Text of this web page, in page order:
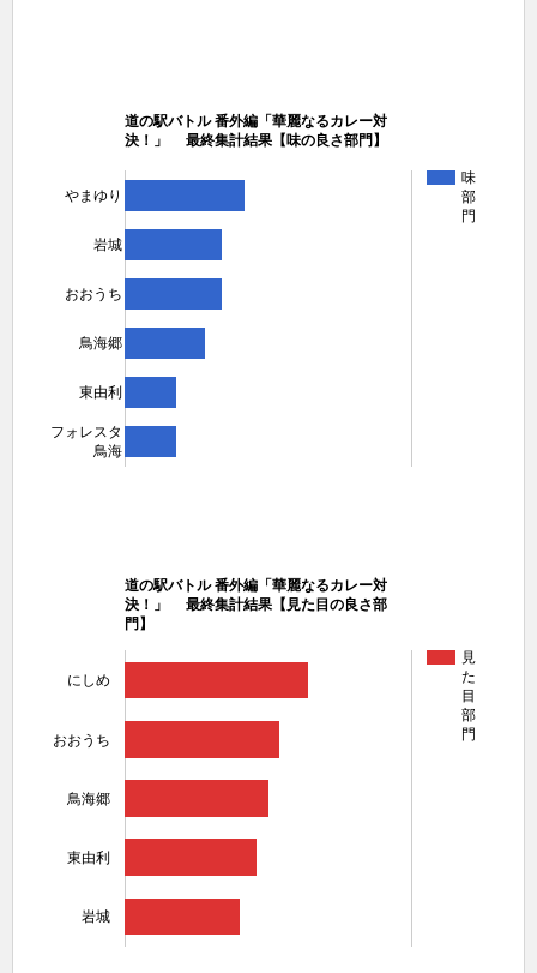
道の駅バトル 番外編「華麗なるカレー対
決！」 最終集計結果【味の良さ部門】
味
部
門
やまゆり
岩城
おおうち
鳥海郷
東由利
フォレスタ
鳥海
道の駅バトル 番外編「華麗なるカレー対
決！」 最終集計結果【見た目の良さ部
門】
見
た
目
部
門
にしめ
おおうち
鳥海郷
東由利
岩城